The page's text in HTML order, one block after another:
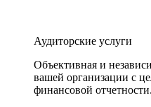
Аудиторские услуги
Объективная и
вашей организации с
финансовой отчетности.